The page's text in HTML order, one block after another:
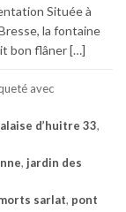
Située à
la fontaine
bon flâner […]
avec
d’huitre 33,
, jardin des
sarlat, pont